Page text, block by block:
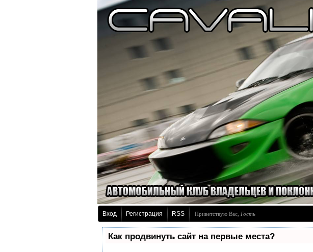
Вход Регистрация RSS Приветствую Вас Гость
Как продвинуть сайт на первые места?